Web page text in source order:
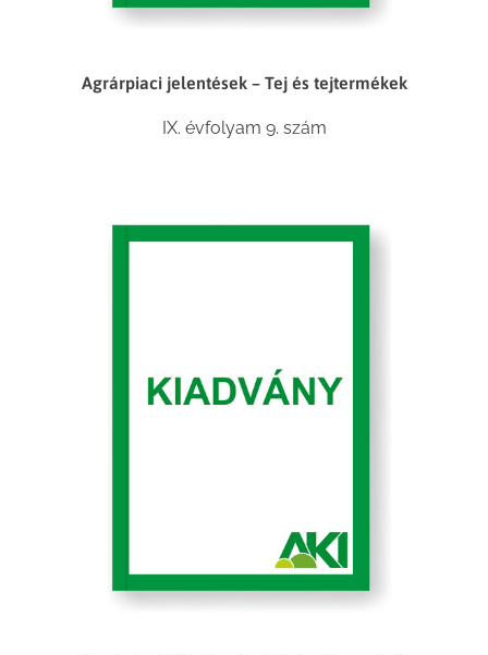
Agrárpiaci jelentések – Tej és tejtermékek
IX. évfolyam 9. szám